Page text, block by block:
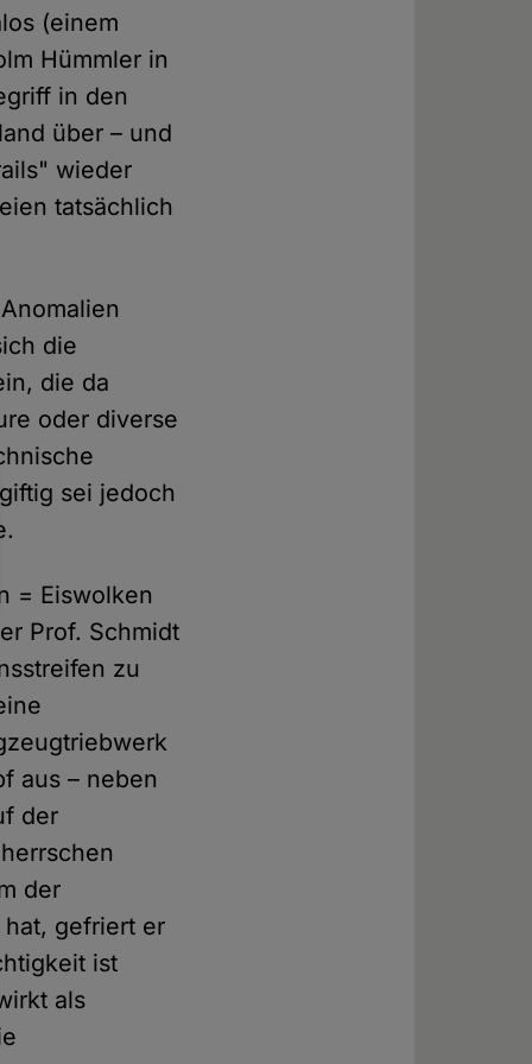
(einem
Hümmler in
in den
über – und
wieder
tatsächlich
die
die da
oder diverse
sei jedoch
= Eiswolken
Prof. Schmidt
zu
aus – neben
der
der
hat, gefriert er
ist
als